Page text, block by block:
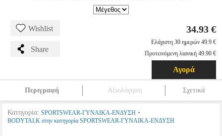
Wishlist
Share
34.93 €
Ελάχιστη 30 ημερών 49.9 €
Προτεινόμενη λιανική 49.90 €
Αγορά
Περιγραφή Αξιολόγηση Σχετικά
Κατηγορία: SPORTSWEAR-ΓΥΝΑΙΚΑ-ΕΝΔΥΣΗ •
BODYTALK στην κατηγορία SPORTSWEAR-ΓΥΝΑΙΚΑ-ΕΝΔΥΣΗ